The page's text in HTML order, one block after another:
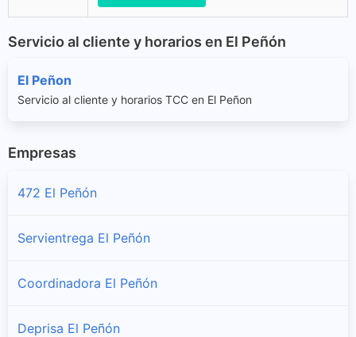
Servicio al cliente y horarios en El Peñón
El Peñon
Servicio al cliente y horarios TCC en El Peñon
Empresas
472 El Peñón
Servientrega El Peñón
Coordinadora El Peñón
Deprisa El Peñón